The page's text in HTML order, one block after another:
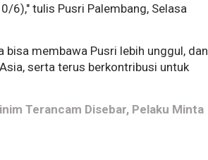
6)," tulis Pusri Palembang, Selasa
bisa membawa Pusri lebih unggul, dan
serta terus berkontribusi untuk
Terancam Disebar, Pelaku Minta